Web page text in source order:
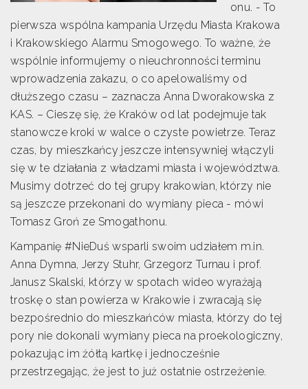
onu. - To
pierwsza wspólna kampania Urzędu Miasta Krakowa
i Krakowskiego Alarmu Smogowego. To ważne, że
wspólnie informujemy o nieuchronności terminu
wprowadzenia zakazu, o co apelowaliśmy od
dłuższego czasu – zaznacza Anna Dworakowska z
KAS. – Cieszę się, że Kraków od lat podejmuje tak
stanowcze kroki w walce o czyste powietrze. Teraz
czas, by mieszkańcy jeszcze intensywniej włączyli
się w te działania z władzami miasta i województwa.
Musimy dotrzeć do tej grupy krakowian, którzy nie
są jeszcze przekonani do wymiany pieca - mówi
Tomasz Groń ze Smogathonu.
Kampanię #NieDuś wsparli swoim udziałem m.in.
Anna Dymna, Jerzy Stuhr, Grzegorz Turnau i prof.
Janusz Skalski, którzy w spotach wideo wyrażają
troskę o stan powierza w Krakowie i zwracają się
bezpośrednio do mieszkańców miasta, którzy do tej
pory nie dokonali wymiany pieca na proekologiczny,
pokazując im żółtą kartkę i jednocześnie
przestrzegając, że jest to już ostatnie ostrzeżenie.